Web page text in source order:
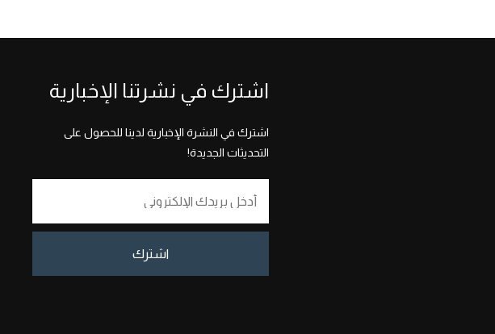
اشترك في نشرتنا الإخبارية
اشترك في النشرة الإخبارية لدينا للحصول على
التحديثات الجديدة!
اشترك